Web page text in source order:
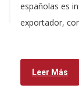
españolas es
exportador,
Leer Más